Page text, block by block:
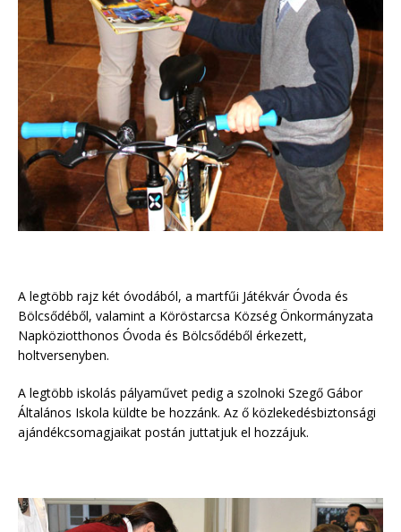
A legtöbb rajz két óvodából, a martfűi Játékvár Óvoda és
Bölcsődéből, valamint a Köröstarcsa Község Önkormányzata
Napköziotthonos Óvoda és Bölcsődéből érkezett,
holtversenyben.
A legtöbb iskolás pályaművet pedig a szolnoki Szegő Gábor
Általános Iskola küldte be hozzánk. Az ő közlekedésbiztonsági
ajándékcsomagjaikat postán juttatjuk el hozzájuk.